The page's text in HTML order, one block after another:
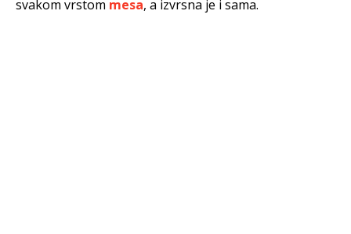
svakom vrstom mesa, a izvrsna je i sama.